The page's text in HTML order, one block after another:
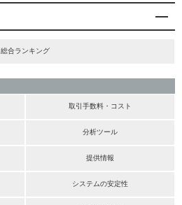
総合ランキング
取引手数料・コスト
分析ツール
提供情報
システムの安定性